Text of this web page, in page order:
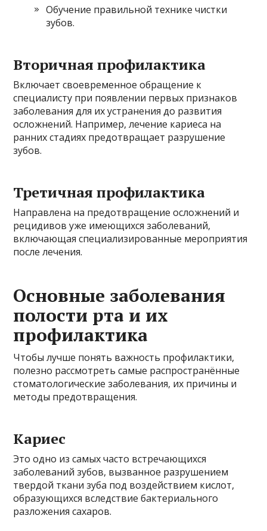
Обучение правильной технике чистки
зубов.
Вторичная профилактика
Включает своевременное обращение к
специалисту при появлении первых признаков
заболевания для их устранения до развития
осложнений. Например, лечение кариеса на
ранних стадиях предотвращает разрушение
зубов.
Третичная профилактика
Направлена на предотвращение осложнений и
рецидивов уже имеющихся заболеваний,
включающая специализированные мероприятия
после лечения.
Основные заболевания
полости рта и их
профилактика
Чтобы лучше понять важность профилактики,
полезно рассмотреть самые распространённые
стоматологические заболевания, их причины и
методы предотвращения.
Кариес
Это одно из самых часто встречающихся
заболеваний зубов, вызванное разрушением
твердой ткани зуба под воздействием кислот,
образующихся вследствие бактериального
разложения сахаров.